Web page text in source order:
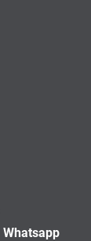
Whatsapp